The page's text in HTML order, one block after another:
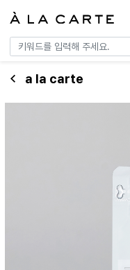
a la carte